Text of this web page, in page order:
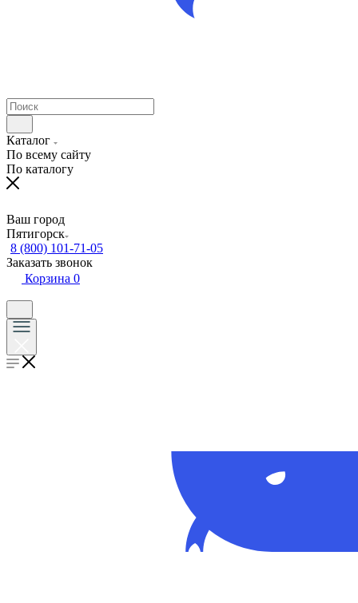
Каталог
По всему сайту
По каталогу
Ваш город
Пятигорск
8 (800) 101-71-05
Заказать звонок
Корзина 0